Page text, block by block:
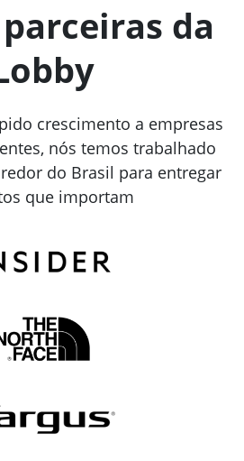
da
crescimento a empresas
nós temos trabalhado
do Brasil para entregar
que importam